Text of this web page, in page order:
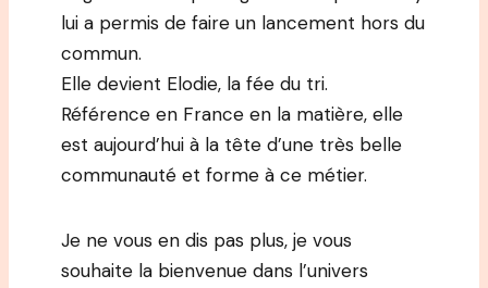
lui a permis de faire un lancement hors du
commun.
Elle devient Elodie, la fée du tri.
Référence en France en la matière, elle
est aujourd’hui à la tête d’une très belle
communauté et forme à ce métier.
Je ne vous en dis pas plus, je vous
souhaite la bienvenue dans l’univers